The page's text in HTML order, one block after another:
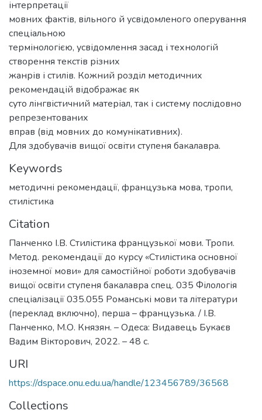
інтерпретації
мовних фактів, вільного й усвідомленого оперування
спеціальною
термінологією, усвідомлення засад і технологій
створення текстів різних
жанрів і стилів. Кожний розділ методичних
рекомендацій відображає як
суто лінгвістичний матеріал, так і систему послідовно
репрезентованих
вправ (від мовних до комунікативних).
Для здобувачів вищої освіти ступеня бакалавра.
Keywords
методичні рекомендації, французька мова, тропи,
стилістика
Citation
Панченко І.В. Стилістика французької мови. Тропи.
Метод. рекомендації до курсу «Стилістика основної
іноземної мови» для самостійної роботи здобувачів
вищої освіти ступеня бакалавра спец. 035 Філологія
спеціалізації 035.055 Романські мови та літератури
(переклад включно), перша – французька. / І.В.
Панченко, М.О. Князян. – Одеса: Видавець Букаєв
Вадим Вікторович, 2022. – 48 с.
URI
https://dspace.onu.edu.ua/handle/123456789/36568
Collections